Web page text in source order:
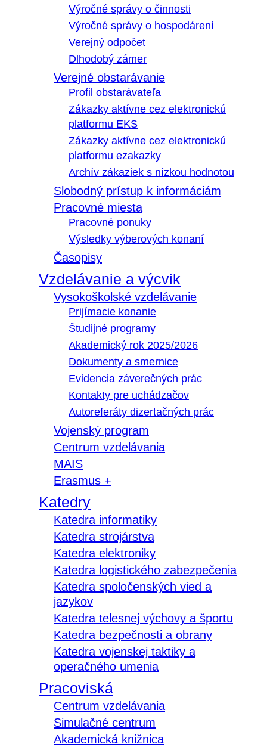
Výročné správy o činnosti
Výročné správy o hospodárení
Verejný odpočet
Dlhodobý zámer
Verejné obstarávanie
Profil obstarávateľa
Zákazky aktívne cez elektronickú
platformu EKS
Zákazky aktívne cez elektronickú
platformu ezakazky
Archív zákaziek s nízkou hodnotou
Slobodný prístup k informáciám
Pracovné miesta
Pracovné ponuky
Výsledky výberových konaní
Časopisy
Vzdelávanie a výcvik
Vysokoškolské vzdelávanie
Prijímacie konanie
Študijné programy
Akademický rok 2025/2026
Dokumenty a smernice
Evidencia záverečných prác
Kontakty pre uchádzačov
Autoreferáty dizertačných prác
Vojenský program
Centrum vzdelávania
MAIS
Erasmus +
Katedry
Katedra informatiky
Katedra strojárstva
Katedra elektroniky
Katedra logistického zabezpečenia
Katedra spoločenských vied a
jazykov
Katedra telesnej výchovy a športu
Katedra bezpečnosti a obrany
Katedra vojenskej taktiky a
operačného umenia
Pracoviská
Centrum vzdelávania
Simulačné centrum
Akademická knižnica